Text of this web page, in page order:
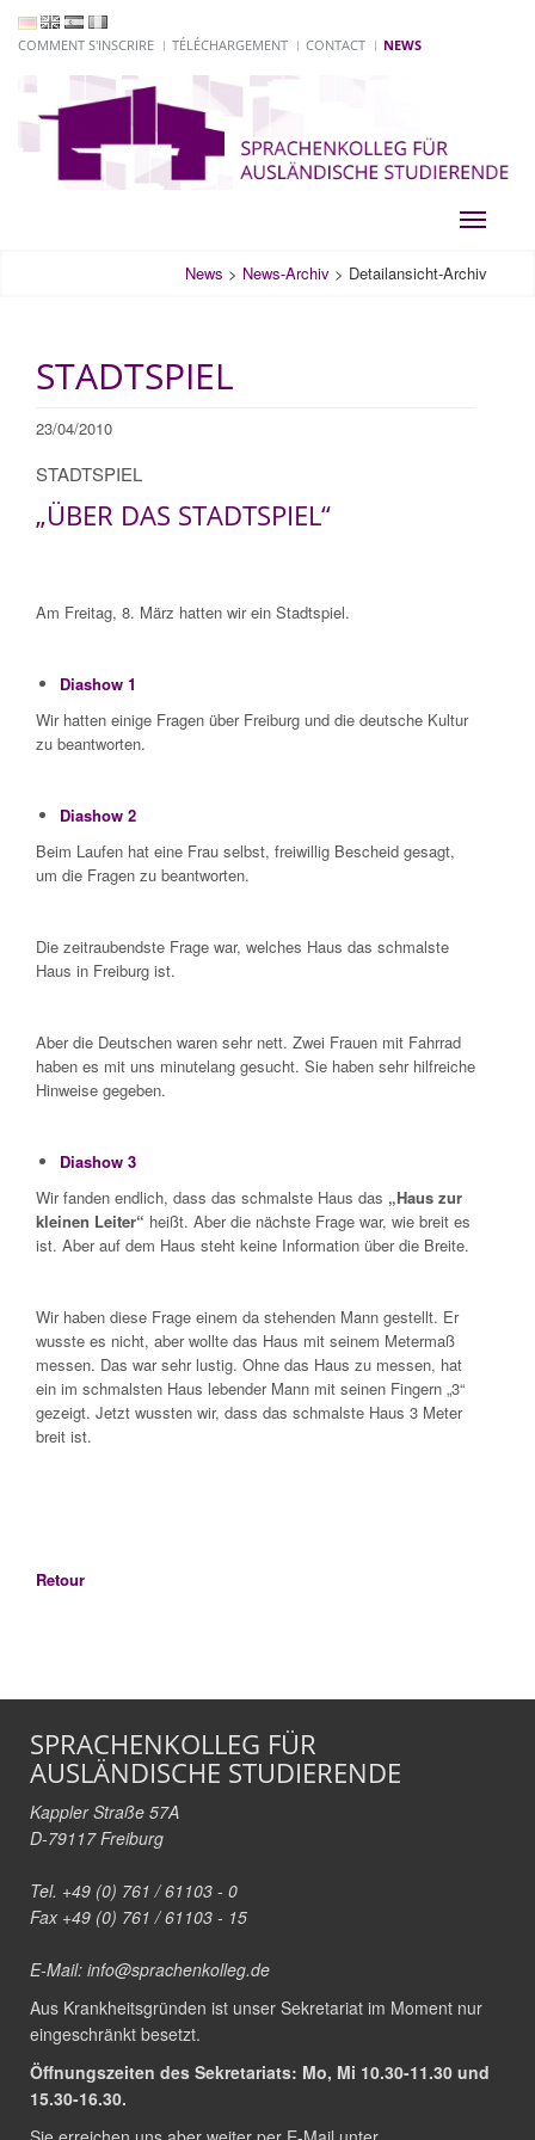
COMMENT S'INSCRIRE TÉLÉCHARGEMENT CONTACT NEWS
Toggle
News > News-Archiv > Detailansicht-Archiv
STADTSPIEL
23/04/2010
STADTSPIEL
„ÜBER DAS STADTSPIEL“
Am Freitag, 8. März hatten wir ein Stadtspiel.
Diashow 1
Wir hatten einige Fragen über Freiburg und die deutsche Kultur
zu beantworten.
Diashow 2
Beim Laufen hat eine Frau selbst, freiwillig Bescheid gesagt,
um die Fragen zu beantworten.
Die zeitraubendste Frage war, welches Haus das schmalste
Haus in Freiburg ist.
Aber die Deutschen waren sehr nett. Zwei Frauen mit Fahrrad
haben es mit uns minutelang gesucht. Sie haben sehr hilfreiche
Hinweise gegeben.
Diashow 3
Wir fanden endlich, dass das schmalste Haus das „Haus zur
kleinen Leiter“ heißt. Aber die nächste Frage war, wie breit es
ist. Aber auf dem Haus steht keine Information über die Breite.
Wir haben diese Frage einem da stehenden Mann gestellt. Er
wusste es nicht, aber wollte das Haus mit seinem Metermaß
messen. Das war sehr lustig. Ohne das Haus zu messen, hat
ein im schmalsten Haus lebender Mann mit seinen Fingern „3“
gezeigt. Jetzt wussten wir, dass das schmalste Haus 3 Meter
breit ist.
Retour
SPRACHENKOLLEG FÜR
AUSLÄNDISCHE STUDIERENDE
Kappler Straße 57A
D-79117 Freiburg
Tel. +49 (0) 761 / 61103 - 0
Fax +49 (0) 761 / 61103 - 15
E-Mail: info@sprachenkolleg.de
Aus Krankheitsgründen ist unser Sekretariat im Moment nur
eingeschränkt besetzt.
Öffnungszeiten des Sekretariats: Mo, Mi 10.30-11.30 und
15.30-16.30.